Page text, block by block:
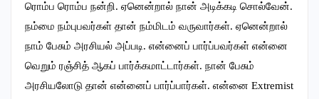
ரொம்ப ரொம்ப நன்றி. ஏனென்றால் நான் அடிக்கடி சொல்வேன்.
நம்மை நம்புபவர்கள் தான் நம்மிடம் வருவார்கள். ஏனென்றால்
நாம் பேசும் அரசியல் அப்படி. என்னைப் பார்ப்பவர்கள் என்னை
வெறும் ரஞ்சித் ஆகப் பார்க்கமாட்டார்கள். நான் பேசும்
அரசியலோடு தான் என்னைப் பார்ப்பார்கள். என்னை Extremist